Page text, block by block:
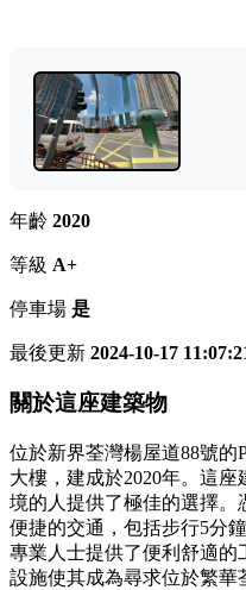
年齡 2020
等級 A+
停車場 是
最後更新 2024-10-17
關於這座建築物
位於新界荃灣楊屋道88號的
大樓，建成於2020年。這
境的人提供了極佳的選擇。
便捷的交通，包括步行5分
專業人士提供了便利舒適的
設施使其成為尋求位於繁華